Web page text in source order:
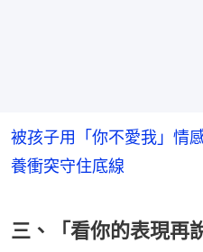
被孩子用「你不愛我」情
養衝突守住底線
三、「看你的表現再